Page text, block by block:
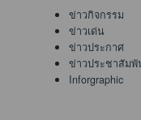
ข่าวกิจกรรม
ข่าวเด่น
ข่าวประกาศ
ข่าวประชาสัม
Inforgraphic